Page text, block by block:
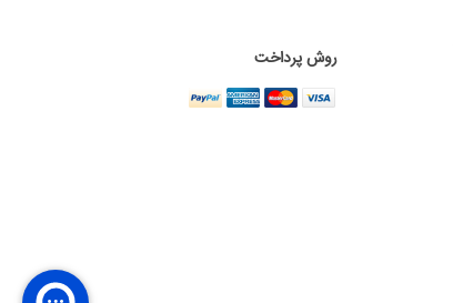
روش پرداخت